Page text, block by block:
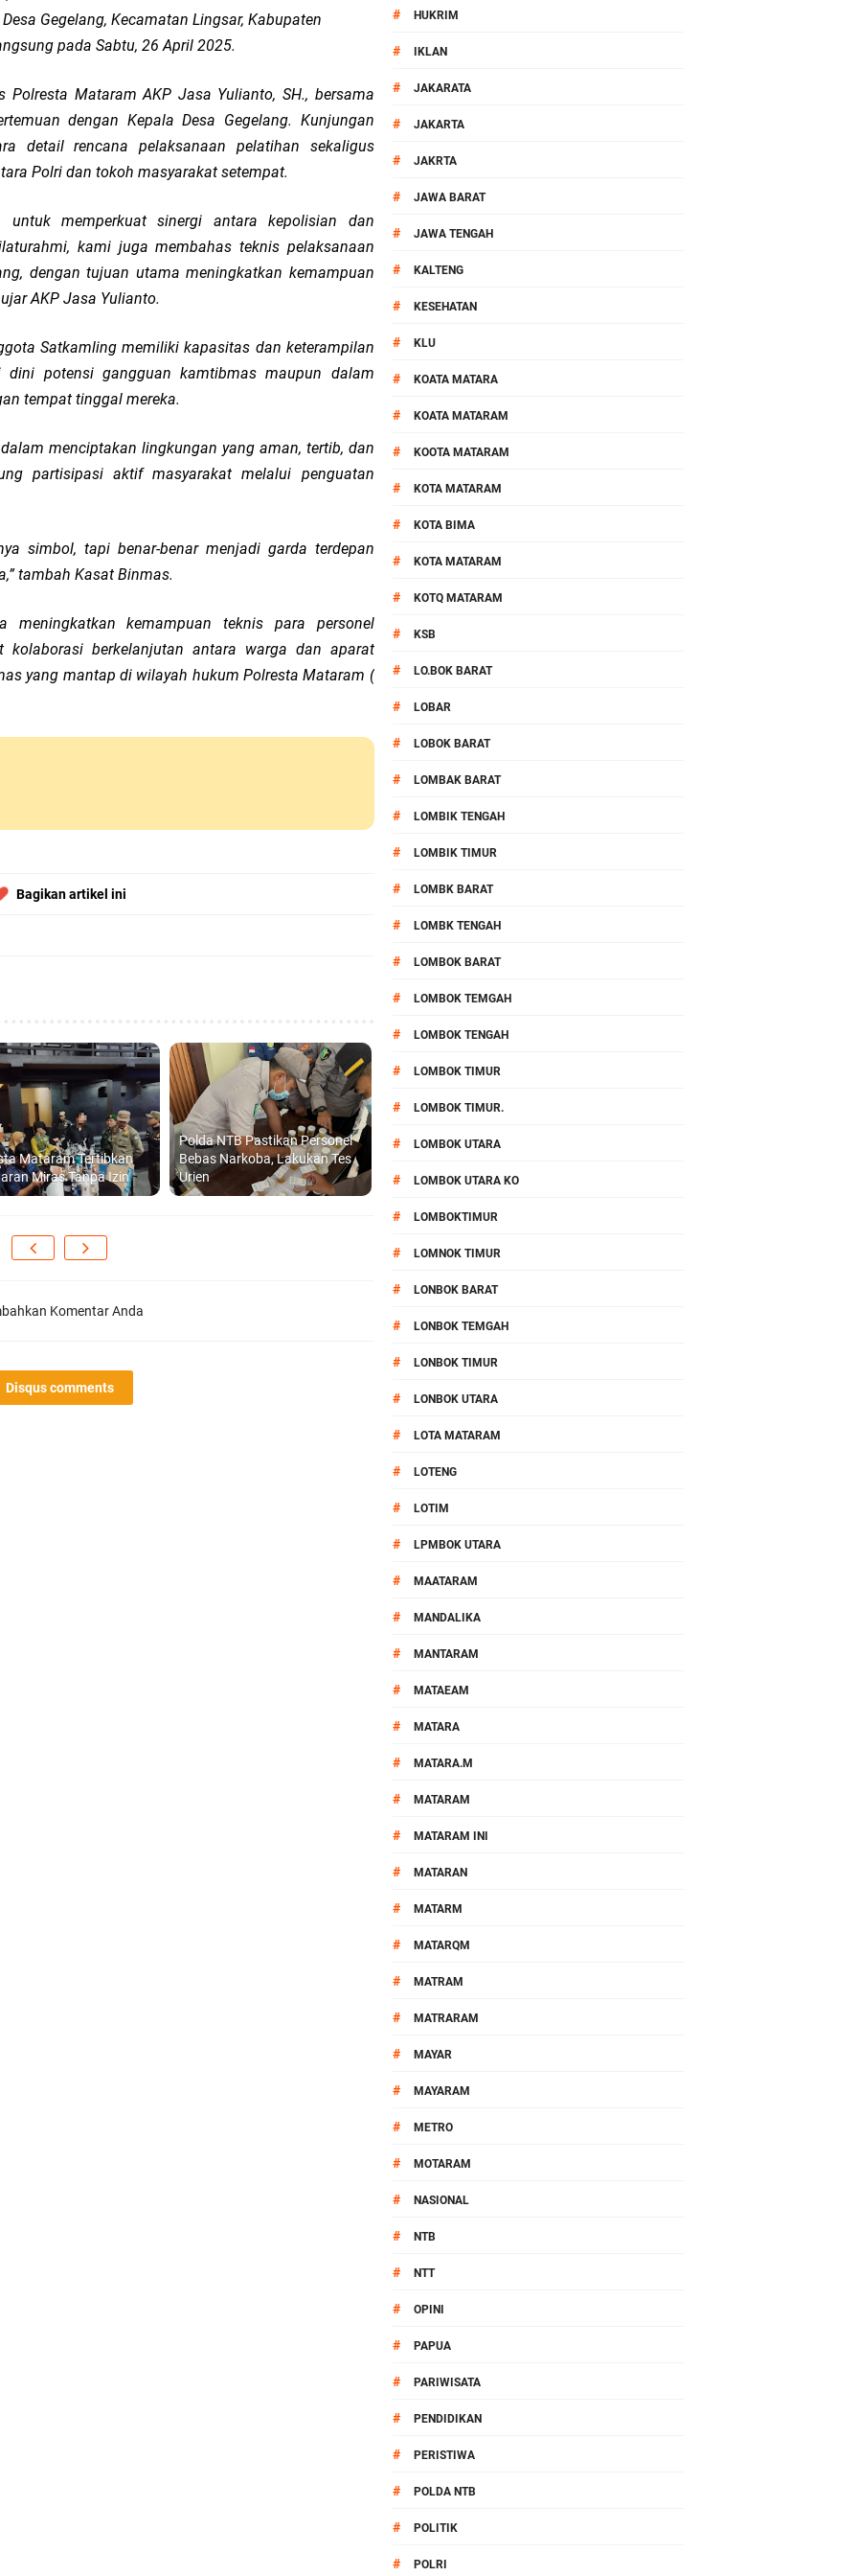
Dibekuk Polisi, Motor Curian Dijual ke Lombok Tengah
Batu Pertama Balai Kemitraan Polri dan Masyarakat
Pengamanan MotoGP 2026
Peraih Juara III Badminton Kapolri Cup 2026
Cegah Gangguan Kamtibmas Lewat Patroli
Relawan Evakuasi Wisatawan Berikan HT
Gegelang, Kecamatan Lingsar, Kabupaten
pada Sabtu, 26 April 2025.
Polresta Mataram AKP Jasa Yulianto, SH., bersama
dengan Kepala Desa Gegelang. Kunjungan
detail rencana pelaksanaan pelatihan sekaligus
Polri dan tokoh masyarakat setempat.
untuk memperkuat sinergi antara kepolisian dan
kami juga membahas teknis pelaksanaan
dengan tujuan utama meningkatkan kemampuan
AKP Jasa Yulianto.
Satkamling memiliki kapasitas dan keterampilan
potensi gangguan kamtibmas maupun dalam
tempat tinggal mereka.
menciptakan lingkungan yang aman, tertib, dan
partisipasi aktif masyarakat melalui penguatan
simbol, tapi benar-benar menjadi garda terdepan
tambah Kasat Binmas.
meningkatkan kemampuan teknis para personel
kolaborasi berkelanjutan antara warga dan aparat
yang mantap di wilayah hukum Polresta Mataram (
Bagikan artikel ini
Mataram Tertibkan
Miras Tanpa Izin
Polda NTB Pastikan Personel
Bebas Narkoba, Lakukan Tes
Urien
Komentar Anda
Disqus comments
# HUKRIM
# IKLAN
# JAKARATA
# JAKARTA
# JAKRTA
# JAWA BARAT
# JAWA TENGAH
# KALTENG
# KESEHATAN
# KLU
# KOATA MATARA
# KOATA MATARAM
# KOOTA MATARAM
# KOTA MATARAM
# KOTA BIMA
# KOTA MATARAM
# KOTQ MATARAM
# KSB
# LO.BOK BARAT
# LOBAR
# LOBOK BARAT
# LOMBAK BARAT
# LOMBIK TENGAH
# LOMBIK TIMUR
# LOMBK BARAT
# LOMBK TENGAH
# LOMBOK BARAT
# LOMBOK TEMGAH
# LOMBOK TENGAH
# LOMBOK TIMUR
# LOMBOK TIMUR.
# LOMBOK UTARA
# LOMBOK UTARA KO
# LOMBOKTIMUR
# LOMNOK TIMUR
# LONBOK BARAT
# LONBOK TEMGAH
# LONBOK TIMUR
# LONBOK UTARA
# LOTA MATARAM
# LOTENG
# LOTIM
# LPMBOK UTARA
# MAATARAM
# MANDALIKA
# MANTARAM
# MATAEAM
# MATARA
# MATARA.M
# MATARAM
# MATARAM INI
# MATARAN
# MATARM
# MATARQM
# MATRAM
# MATRARAM
# MAYAR
# MAYARAM
# METRO
# MOTARAM
# NASIONAL
# NTB
# NTT
# OPINI
# PAPUA
# PARIWISATA
# PENDIDIKAN
# PERISTIWA
# POLDA NTB
# POLITIK
# POLRI